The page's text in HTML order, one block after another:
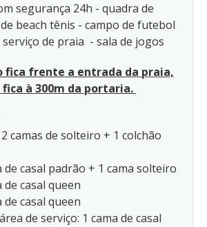
segurança 24h - quadra de
beach tênis - campo de futebol
de praia - sala de jogos
fica frente a entrada da praia,
fica à 300m da portaria.
camas de solteiro + 1 colchão
de casal padrão + 1 cama solteiro
de casal queen
de casal queen
de serviço: 1 cama de casal